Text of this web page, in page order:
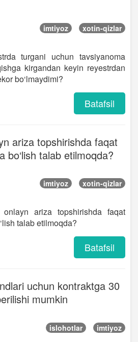
imtiyoz xotin-qizlar
turgani uchun tavsiyanoma
kirgandan keyin reyestrdan
bo‘lmaydimi?
Batafsil
ariza topshirishda faqat
bo‘lish talab etilmoqda?
imtiyoz xotin-qizlar
ariza topshirishda faqat
talab etilmoqda?
Batafsil
uchun kontraktga 30
mumkin
islohotlar imtiyoz